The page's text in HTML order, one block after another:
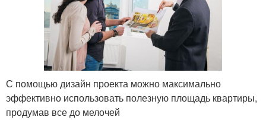
С помощью дизайн проекта можно максимально
эффективно использовать полезную площадь квартиры,
продумав все до мелочей